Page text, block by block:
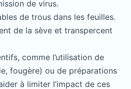
de virus.
de trous dans les feuilles.
de la sève et transpercent
comme l’utilisation de
fougère) ou de préparations
à limiter l’impact de ces